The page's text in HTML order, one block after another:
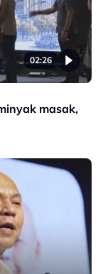
02:26
masak,